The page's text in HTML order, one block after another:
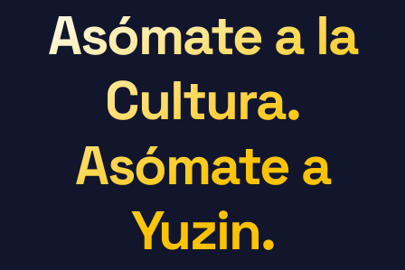
Asómate a la
Cultura.
Asómate a
Yuzin.